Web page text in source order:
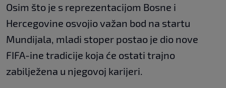
Osim što je s reprezentacijom Bosne i
Hercegovine osvojio važan bod na startu
Mundijala, mladi stoper postao je dio nove
FIFA-ine tradicije koja će ostati trajno
zabilježena u njegovoj karijeri.